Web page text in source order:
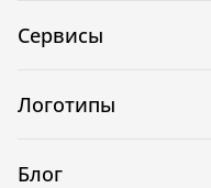
Сервисы
Логотипы
Блог